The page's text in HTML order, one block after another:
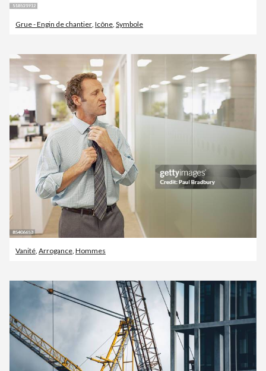
Grue - Engin de chantier, Icône, Symbole
Vanité Arrogance Hommes